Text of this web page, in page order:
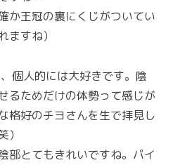
か王冠の裏にくじがついてい
ますね）
個人的には大好きです。陰
るためだけの体勢って感じが
格好のチヨさんを生で拝見し
）
部とてもきれいですね。パイ